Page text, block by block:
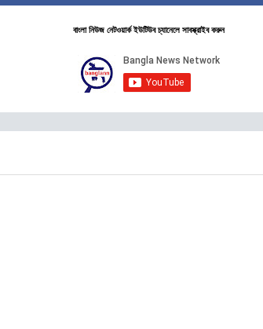
বাংলা নিউজ নেটওয়ার্ক ইউটিউব চ্যানেলে সাবস্ক্রাইব করুন